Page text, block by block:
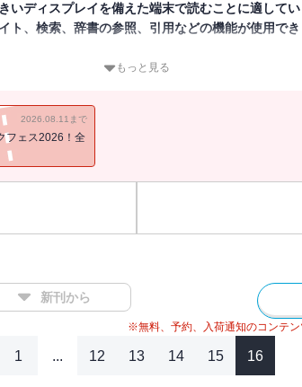
いディスプレイを備えた端末で読むことに適して
ト、検索、辞書の参照、引用などの機能が使用でき
刊ジャイアンツ」2026年6月号が発売されました。
タンド（付録取得期限2029年4月23日まで）です。
もっと見る
2026.08.11まで
フェス2026！全
新刊から
※無料、予約、入荷通知のコンテン
1 ... 12 13 14 15 16